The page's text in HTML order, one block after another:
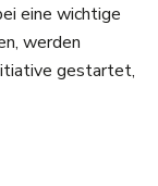
eine wichtige
werden
gestartet,